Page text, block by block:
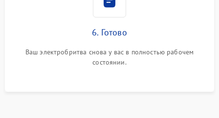
6. Готово
Ваш электробритва снова у вас в полностью рабочем
состоянии.